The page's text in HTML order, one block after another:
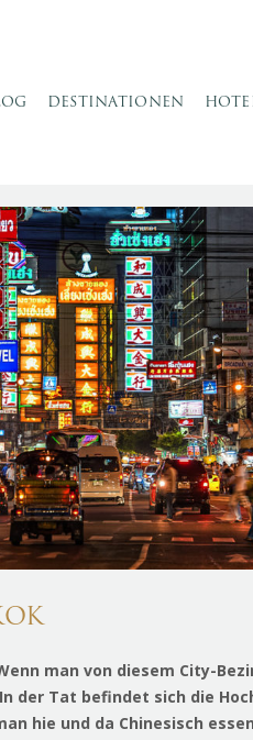
DESTINATIONEN
man von diesem City-
der Tat befindet sich die
hie und da Chinesisch